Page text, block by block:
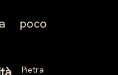
poco
Pietra